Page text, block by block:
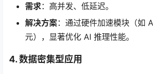
需求：高并发、低延迟。
解决方案：通过硬件加速模块（如
元），显著优化 AI 推理性能。
4. 数据密集型应用